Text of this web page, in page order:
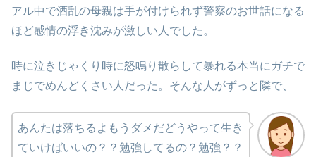
アル中で酒乱の母親は手が付けられず警察のお世話になる
ほど感情の浮き沈みが激しい人でした。
時に泣きじゃくり時に怒鳴り散らして暴れる本当にガチで
まじでめんどくさい人だった。そんな人がずっと隣で、
あんたは落ちるよもうダメだどうやって生き
ていけばいいの？？勉強してるの？勉強？？